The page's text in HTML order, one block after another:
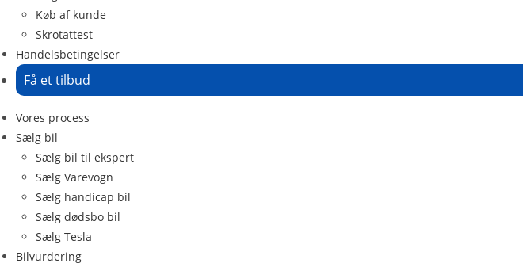
Køb af kunde
Skrotattest
Handelsbetingelser
Få et tilbud
Vores process
Sælg bil
Sælg bil til ekspert
Sælg Varevogn
Sælg handicap bil
Sælg dødsbo bil
Sælg Tesla
Bilvurdering